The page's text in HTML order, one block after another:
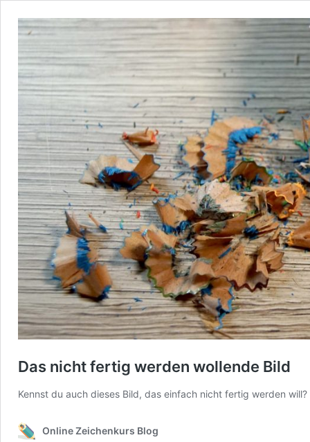
Das nicht fertig werden wollende Bild
Kennst du auch dieses Bild, das einfach nicht fertig werden
Online Zeichenkurs Blog